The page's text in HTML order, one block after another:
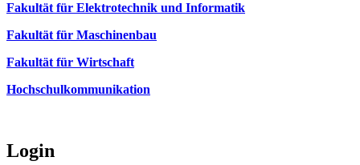
Fakultät für Elektrotechnik und Informatik
Fakultät für Maschinenbau
Fakultät für Wirtschaft
Hochschulkommunikation
Login